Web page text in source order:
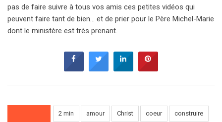
pas de faire suivre à tous vos amis ces petites vidéos qui
peuvent faire tant de bien… et de prier pour le Père Michel-Marie
dont le ministère est très prenant.
2 min amour Christ coeur construire